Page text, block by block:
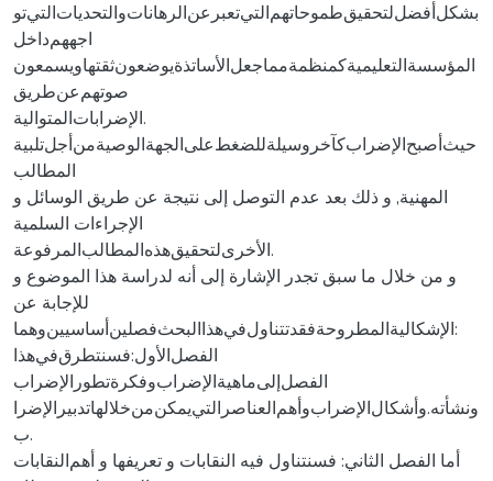
بشكل‌أفضل‌لتحقيق‌طموحاتهم‌التي‌تعبر‌عن‌الرهانات‌و‌التحديات‌التي‌تو
اجههم‌داخل‌
المؤسسة‌التعليمية‌كمنظمة‌مما‌جعل‌الأساتذة‌يوضعون‌ثقتها‌و‌يسمعون‌
صوتهم‌عن‌طريق‌
الإضرابات‌المتوالية.‌
‌‌‌‌حيث‌أصبح‌الإضراب‌كآخر‌وسيلة‌للضغط‌على‌الجهة‌الوصية‌من‌أجل‌تلبية‌
المطالب‌
المهنية, ‌و ‌ذلك ‌بعد ‌عدم ‌التوصل ‌إلى ‌نتيجة ‌عن ‌طريق ‌الوسائل ‌و
‌الإجراءات ‌السلمية‌
الأخرى‌لتحقيق‌هذه‌المطالب‌المرفوعة.‌
‌‌‌‌و ‌من ‌خلال ‌ما ‌سبق ‌تجدر ‌الإشارة ‌إلى ‌أنه ‌لدراسة ‌هذا ‌الموضوع ‌و
‌للإجابة ‌عن‌
الإشكالية‌المطروحة‌فقد‌تتناول‌في‌هذا‌البحث‌فصلين‌أساسيين‌و‌هما:‌
‌‌الفصل‌الأول‌:فسنتطرق‌في‌هذا
‌الفصل‌إلى‌ماهية‌الإضراب‌و‌فكرة‌تطور‌الإضراب‌‌‌‌‌‌‌‌
و‌نشأته‌.و‌أشكال‌الإضراب‌و‌أهم‌العناصر‌التي‌يمكن‌من‌خلالها‌تدبير‌الإضرا
ب.‌
‌‌أما ‌الفصل ‌الثاني: ‌فسنتناول ‌فيه ‌النقابات ‌و ‌تعريفها ‌و ‌أهم‌النقابات